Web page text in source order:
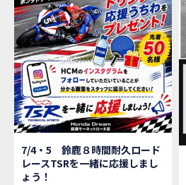
7/4・5 鈴鹿８時間耐久ロード
レースTSRを一緒に応援しまし
ょう！